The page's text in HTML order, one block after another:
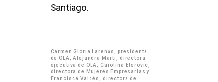
Santiago.
Carmen Gloria Larenas, presidenta
de OLA; Alejandra Martí, directora
ejecutiva de OLA; Carolina Eterovic,
directora de Mujeres Empresarias y
Francisca Valdés, directora de